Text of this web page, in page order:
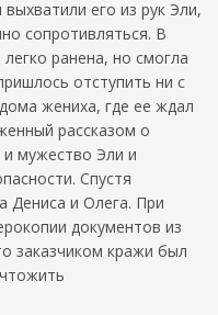
его из рук Эли,
сопротивляться. В
ранена, но смогла
отступить ни с
жениха, где ее ждал
рассказом о
мужество Эли и
Спустя
Дениса и Олега. При
документов из
заказчиком кражи был